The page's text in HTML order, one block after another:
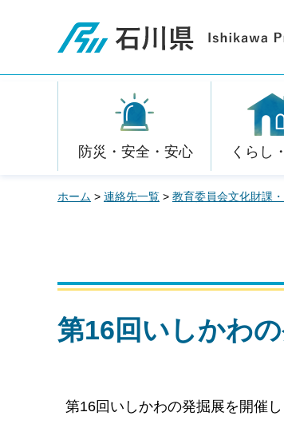
石川県
防災・安全・安心 くらし
ホーム > 連絡先一覧 > 教育委員会文化財課
第16回いしかわ
第16回いしかわの発掘展を開催し